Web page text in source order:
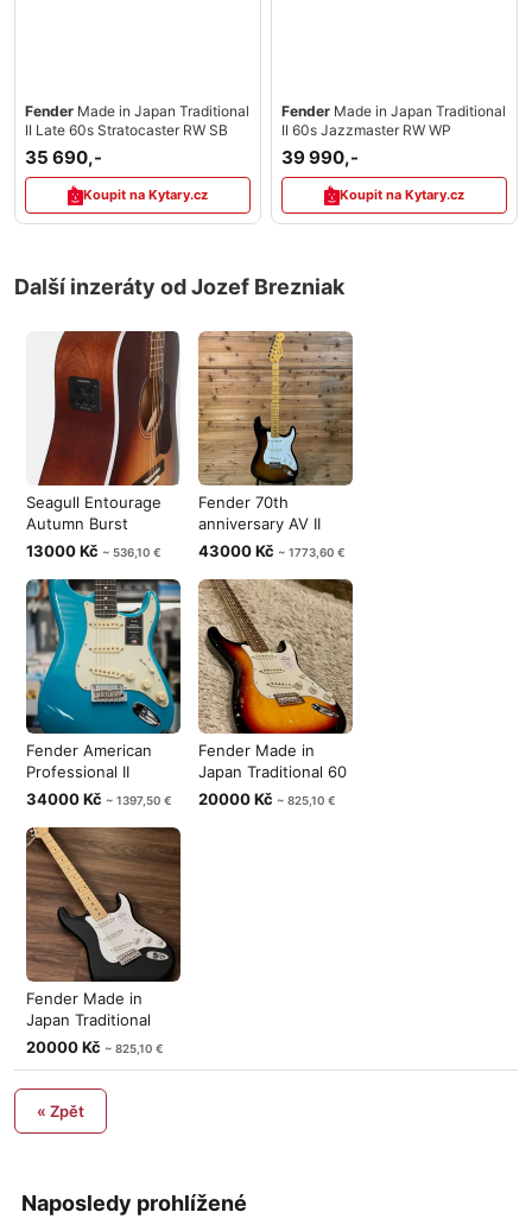
Naposledy prohlížené
Fender Made in Japan Traditional
II Late 60s Stratocaster RW SB
35 690,-
Koupit na Kytary.cz
Fender Made in Japan Traditional
II 60s Jazzmaster RW WP
39 990,-
Koupit na Kytary.cz
Další inzeráty od Jozef Brezniak
Seagull Entourage
Autumn Burst
Presys II
13000 Kč ~ 536,10 €
Fender 70th
anniversary AV II
1954 Stratocast
43000 Kč ~ 1773,60 €
Fender American
Professional II
Stratocaster
34000 Kč ~ 1397,50 €
Fender Made in
Japan Traditional 60
Stratocas
20000 Kč ~ 825,10 €
Fender Made in
Japan Traditional
50s Stratoca
20000 Kč ~ 825,10 €
« Zpět